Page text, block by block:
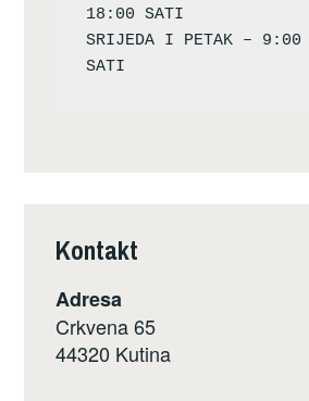
18:00 SATI
SRIJEDA I PETAK – 9:00
Kontakt
Adresa
Crkvena 65
44320 Kutina